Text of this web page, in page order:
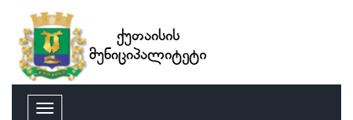
ქუთაისის
მუნიციპალიტეტი